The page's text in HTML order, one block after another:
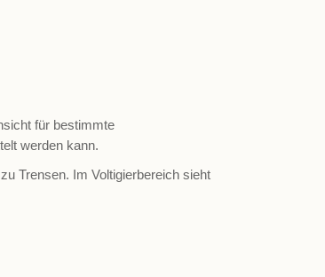
für bestimmte
werden kann.
Trensen. Im Voltigierbereich sieht